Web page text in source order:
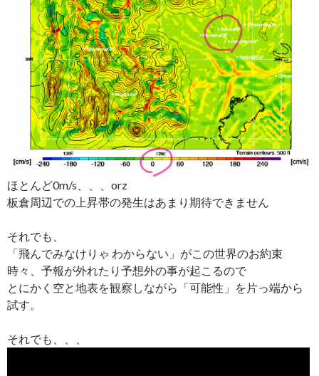
ほとんど0m/s、、、orz
板倉周辺での上昇帯の発生はあまり期待できません
それでも、
「飛んでみなけりゃ わからない」がこの世界のお約束
時々、予報が外れたり予想外の事が起こるので
とにかく空と地表を観察しながら「可能性」を片っ端から
試す。
それでも、、、